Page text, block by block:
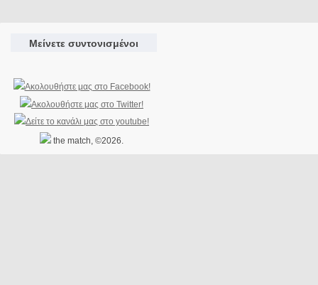
Μείνετε συντονισμένοι
the match, ©2026.